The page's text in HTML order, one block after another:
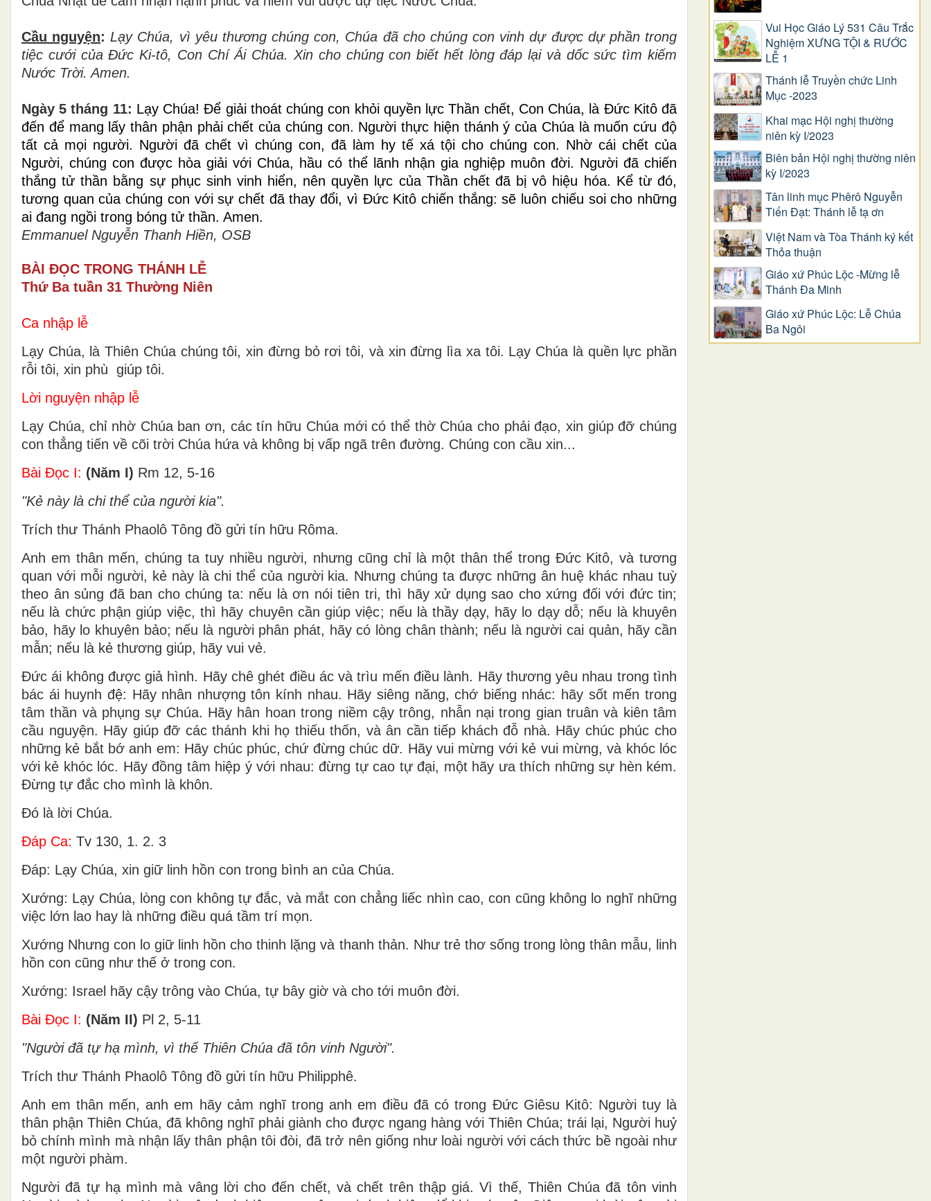
Cầu nguyện: Lạy Chúa, vì yêu thương chúng con, Chúa đã cho chúng con vinh dự được dự phần trong
tiệc cưới của Đức Ki-tô, Con Chí Ái Chúa. Xin cho chúng con biết hết lòng đáp lại và dốc sức tìm kiếm
Nước Trời. Amen.
Ngày5 tháng 11: Lạy Chúa!Để giải thoátchúng con khỏi quyền lực Thần chết, Con Chúa, là Đức Kitô đã
đến để mang lấy thân phận phải chết của chúng con. Người thực hiện thánh ý của Chúa là muốn cứu độ
tất cả mọi người. Người đã chết vì chúng con, đã làm hy tế xá tội cho chúng con. Nhờ cái chết của
Người, chúngcon được hòa giải với Chúa, hầu có thể lãnh nhận gia nghiệp muôn đời. Người đã chiến
thắng tử thần bằng sự phục sinh vinh hiển, nên quyền lực của Thần chết đã bị vô hiệu hóa. Kể từ đó,
tương quan của chúng con với sự chết đã thay đổi, vì Đức Kitô chiến thắng: sẽ luôn chiếu soi cho những
ai đang ngồi trong bóng tử thần. Amen.
Emmanuel Nguyễn Thanh Hiền, OSB
BÀI ĐỌC TRONG THÁNH LỄ
Thứ Ba tuần 31 Thường Niên
Ca nhập lễ
Lạy Chúa, là Thiên Chúa chúng tôi, xin đừng bỏ rơi tôi, và xin đừng lìa xa tôi. Lạy Chúa là quền lực phần
rỗi tôi, xin phù giúp tôi.
Lời nguyện nhập lễ
Lạy Chúa, chỉ nhờ Chúa ban ơn, các tín hữu Chúa mới có thể thờ Chúa cho phải đạo, xin giúp đỡ chúng
con thẳng tiến về cõi trời Chúa hứa và không bị vấp ngã trên đường. Chúng con cầu xin...
Bài Ðọc I: (Năm I) Rm 12, 5-16
"Kẻ này là chi thể của người kia".
Trích thư Thánh Phaolô Tông đồ gửi tín hữu Rôma.
Anh em thân mến, chúng ta tuy nhiều người, nhưng cũng chỉ là một thân thể trong Ðức Kitô, và tương
quan với mỗi người, kẻ này là chi thể của người kia. Nhưng chúng ta được những ân huệ khác nhau tuỳ
theo ân sủng đã ban cho chúng ta: nếu là ơn nói tiên tri, thì hãy xử dụng sao cho xứng đối với đức tin;
nếu là chức phận giúp việc, thì hãy chuyên cần giúp việc; nếu là thầy dạy, hãy lo dạy dỗ; nếu là khuyên
bảo, hãy lo khuyên bảo; nếu là người phân phát, hãy có lòng chân thành; nếu là người cai quản, hãy cần
mẫn; nếu là kẻ thương giúp, hãy vui vẻ.
Ðức ái không được giả hình. Hãy chê ghét điều ác và trìu mến điều lành. Hãy thương yêu nhau trong tình
bác ái huynh đệ: Hãy nhân nhượng tôn kính nhau. Hãy siêng năng, chớ biếng nhác: hãy sốt mến trong
tâm thần và phụng sự Chúa. Hãy hân hoan trong niềm cậy trông, nhẫn nại trong gian truân và kiên tâm
cầu nguyện. Hãy giúp đỡ các thánh khi họ thiếu thốn, và ân cần tiếp khách đỗ nhà. Hãy chúc phúc cho
những kẻ bắt bớ anh em: Hãy chúc phúc, chứ đừng chúc dữ. Hãy vui mừng với kẻ vui mừng, và khóc lóc
với kẻ khóc lóc. Hãy đồng tâm hiệp ý với nhau: đừng tự cao tự đại, một hãy ưa thích những sự hèn kém.
Ðừng tự đắc cho mình là khôn.
Ðó là lời Chúa.
Ðáp Ca: Tv 130, 1. 2. 3
Ðáp: Lạy Chúa, xin giữ linh hồn con trong bình an của Chúa.
Xướng: Lạy Chúa, lòng con không tự đắc, và mắt con chẳng liếc nhìn cao, con cũng không lo nghĩ những
việc lớn lao hay là những điều quá tầm trí mọn.
Xướng Nhưng con lo giữ linh hồn cho thinh lặng và thanh thản. Như trẻ thơ sống trong lòng thân mẫu, linh
hồn con cũng như thế ở trong con.
Xướng: Israel hãy cậy trông vào Chúa, tự bây giờ và cho tới muôn đời.
Bài Ðọc I: (Năm II) Pl 2, 5-11
"Người đã tự hạ mình, vì thế Thiên Chúa đã tôn vinh Người".
Trích thư Thánh Phaolô Tông đồ gửi tín hữu Philipphê.
Anh em thân mến, anh em hãy cảm nghĩ trong anh em điều đã có trong Ðức Giêsu Kitô: Người tuy là
thân phận Thiên Chúa, đã không nghĩ phải giành cho được ngang hàng với Thiên Chúa; trái lại, Người huỷ
bỏ chính mình mà nhận lấy thân phận tôi đòi, đã trở nên giống như loài người với cách thức bề ngoài như
một người phàm.
Người đã tự hạ mình mà vâng lời cho đến chết, và chết trên thập giá. Vì thế, Thiên Chúa đã tôn vinh
Vui Học Giáo Lý 531 Câu Trắc
Nghiệm XƯNG TỘI & RƯỚC
LỄ 1
Thánh lễ Truyền chức Linh
Mục -2023
Khai mạc Hội nghị thường
niên kỳ I/2023
Biên bản Hội nghị thường niên
kỳ I/2023
Tân linh mục Phêrô Nguyễn
Tiến Đạt: Thánh lễ tạ ơn
Việt Nam và Tòa Thánh ký kết
Thỏa thuận
Giáo xứ Phúc Lộc -Mừng lễ
Thánh Đa Minh
Giáo xứ Phúc Lộc: Lễ Chúa
Ba Ngôi